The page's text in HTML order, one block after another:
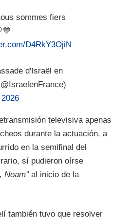
sommes fiers
D4RkY3OjiN
d'Israël en
televisiva apenas
durante la actuación, a
en la semifinal del
sí pudieron oírse
Noam"al inicio de la
también tuvo que resolver